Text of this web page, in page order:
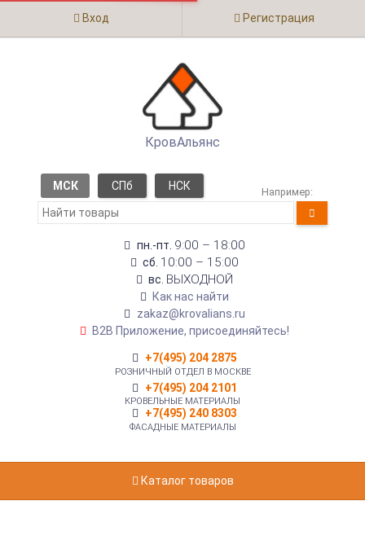
Вход Регистрация
КровАльянс
МСК СПб НСК Например:
пн.-пт. 9:00 – 18:00
сб. 10:00 – 15:00
вс. ВЫХОДНОЙ
Как нас найти
zakaz@krovalians.ru
B2B Приложение, присоединяйтесь!
+7(495) 204 2875
РОЗНИЧНЫЙ ОТДЕЛ В МОСКВЕ
+7(495) 204 2101
КРОВЕЛЬНЫЕ МАТЕРИАЛЫ
+7(495) 240 8303
ФАСАДНЫЕ МАТЕРИАЛЫ
Каталог товаров